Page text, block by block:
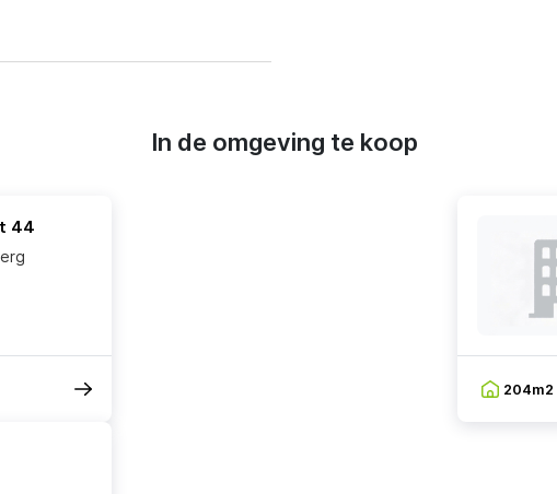
In de omgeving te koop
44
204m2